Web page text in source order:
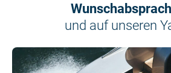
und auf unseren